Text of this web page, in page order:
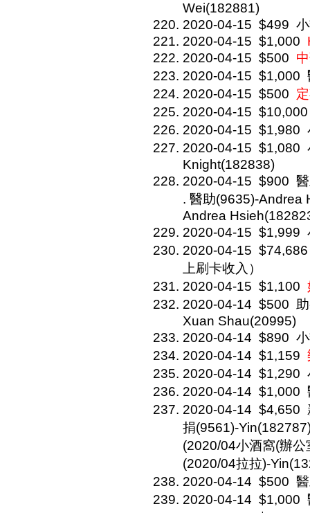
Wei(182881)
2020-04-15 $499
2020-04-15 $1,000
2020-04-15 $500
2020-04-15 $1,000
2020-04-15 $500
2020-04-15 $10,000
2020-04-15 $1,980
2020-04-15 $1,080
Knight(182838)
2020-04-15 $900
. 醫助(9635)-Andrea
Andrea
2020-04-15 $1,999
2020-04-15 $74,686
上刷卡收入）
2020-04-15 $1,100
2020-04-14 $500
Xuan Shau(20995)
2020-04-14 $890
2020-04-14 $1,159
2020-04-14 $1,290
2020-04-14 $1,000
2020-04-14 $4,650
捐(9561)-
(2020/04小酒窩(辦
(2020/04拉拉)-
2020-04-14 $500
2020-04-14 $1,000